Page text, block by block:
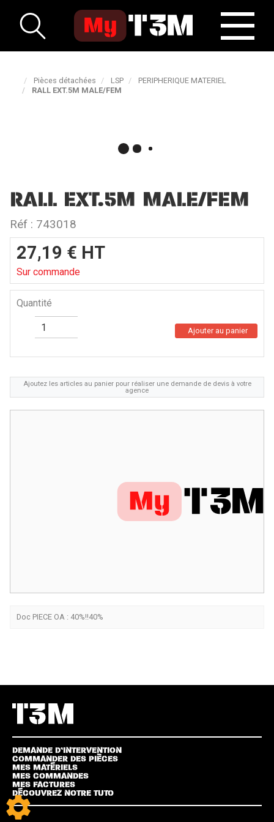
Pièces détachées LSP
PERIPHERIQUE MATERIEL
RALL EXT.5M MALE/FEM
RALL EXT.5M MALE/FEM
Réf : 743018
Doc PIECE OA : 40%!!40%
Ajoutez les articles au panier pour réaliser une demande de devis à votre
agence
27,19 € HT
Sur commande
Quantité
Ajouter au panier
DEMANDE D’INTERVENTION
COMMANDER DES PIÈCES
MES MATÉRIELS
MES COMMANDES
MES FACTURES
DÉCOUVREZ NOTRE TUTO